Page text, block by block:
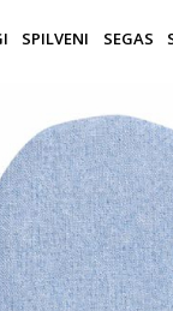
SPILVENI SEGAS